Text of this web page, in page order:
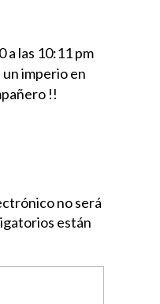
a las 10:11 pm
un imperio en
!!
no será
están